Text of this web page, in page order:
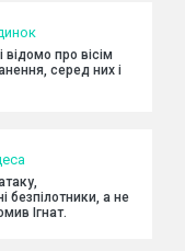
про вісім
серед них і
безпілотники, а не
Ігнат.